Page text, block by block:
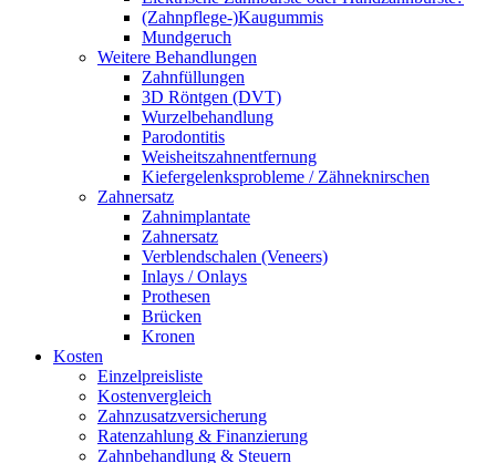
(Zahnpflege-)Kaugummis
Mundgeruch
Weitere Behandlungen
Zahnfüllungen
3D Röntgen (DVT)
Wurzelbehandlung
Parodontitis
Weisheitszahnentfernung
Kiefergelenksprobleme / Zähneknirschen
Zahnersatz
Zahnimplantate
Zahnersatz
Verblendschalen (Veneers)
Inlays / Onlays
Prothesen
Brücken
Kronen
Kosten
Einzelpreisliste
Kostenvergleich
Zahnzusatzversicherung
Ratenzahlung & Finanzierung
Zahnbehandlung & Steuern